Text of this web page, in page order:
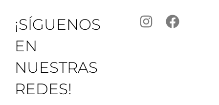
¡SÍGUENOS
EN
NUESTRAS
REDES!